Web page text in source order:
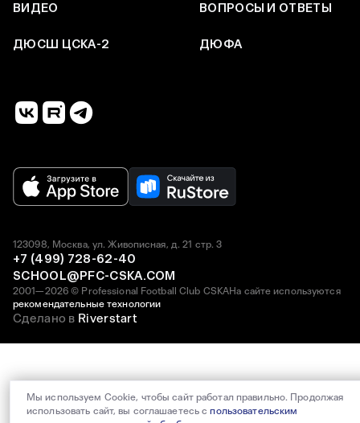
ВИДЕО ВОПРОСЫ И ОТВЕТЫ
ДЮСШ ЦСКА-2 ДЮФА
2001—2026 © Professional Football Club CSKAНа сайте используются
рекомендательные технологии
123098, Москва, ул. Живописная, д. 21 стр. 3
+7 (499) 728-62-40
SCHOOL@PFC-CSKA.COM
Сделано в Riverstart
Мы используем Cookie, чтобы сайт работал правильно. Продолжая
использовать сайт, вы соглашаетесь спользовательским